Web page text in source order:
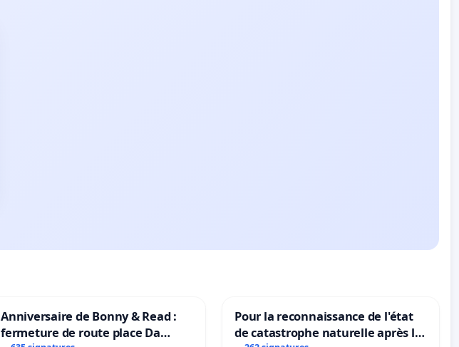
Anniversaire de Bonny & Read :
fermeture de route place Da
Pour la reconnaissance de l'état
de catastrophe naturelle après la